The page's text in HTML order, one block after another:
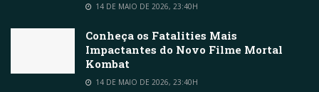
14 DE MAIO DE 2026, 23:40H
Conheça os Fatalities Mais
Impactantes do Novo Filme Mortal
Kombat
14 DE MAIO DE 2026, 23:40H